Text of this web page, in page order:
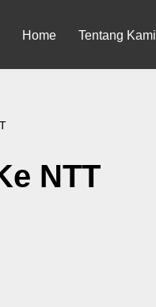
Home Tentang Kami
NTT